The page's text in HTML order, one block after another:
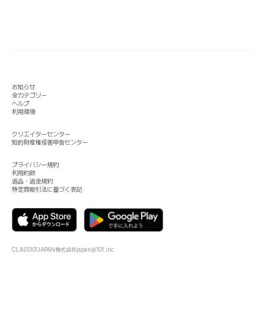
お知らせ
全カテゴリー
ヘルプ
利用環境
クリエイターセンター
知的財産権侵害申告センター
プライバシー規約
利用約款
返品・返金規約
特定商取引法に基づく表記
CLASS101JAPAN株式会社japan@101.inc